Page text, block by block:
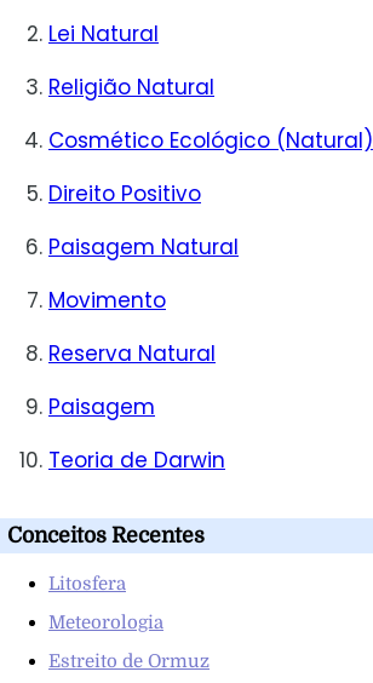
Lei Natural
Religião Natural
Cosmético Ecológico (Natural)
Direito Positivo
Paisagem Natural
Movimento
Reserva Natural
Paisagem
Teoria de Darwin
Conceitos Recentes
Litosfera
Meteorologia
Estreito de Ormuz